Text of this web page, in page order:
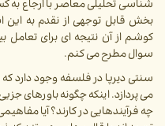
شناسی تحلیلی معاصر با ارجاع به
بخش قابل توجهی از نقدم به این
کوشم از آن نتیجه ای برای تعامل
سوال مطرح می کنم.
سنتی دیرپا در فلسفه وجود دارد
می پردازد. اینکه چگونه باورهای
چه فرآیندهایی در کارند؟ آیا